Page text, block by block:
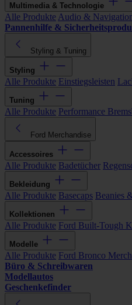
Multimedia & Technologie
Alle Produkte Audio &
Pannenhilfe &
Styling & Tuning
Styling
Alle Produkte Einstiegsleisten
Tuning
Alle Produkte Performance
Ford Merchandise
Accessoires
Alle Produkte Badetücher
Bekleidung
Alle Produkte Basecaps Beanies
Kollektionen
Alle Produkte Ford Built-Tough
Modelle
Alle Produkte Ford Bronco
Büro & Schreibwaren
Modellautos
Geschenkefinder